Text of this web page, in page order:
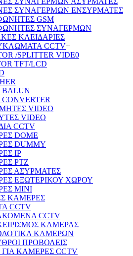
ΣΥΝΑΓΕΡΜΩΝ ΕΝΣΥΡΜΑΤΕΣ
GSM
ΣΥΝΑΓΕΡΜΩΝ
ΚΛΕΙΔΑΡΙΕΣ
CCTV+
/SPLITTER VIDE0
TFT/LCD
BALUN
VIDEO
VIDEO
CCTV
DOME
DUMMY
IP
PTZ
ΑΣΥΡΜΑΤΕΣ
ΕΞΩΤΕΡΙΚΟΥ ΧΩΡΟΥ
ΜΙΝΙ
ΚΑΜΕΡΕΣ
CCTV
CCTV
ΚΑΜΕΡΑΣ
ΚΑΜΕΡΩΝ
ΠΡΟΒΟΛΕΙΣ
ΚΑΜΕΡΕΣ CCTV